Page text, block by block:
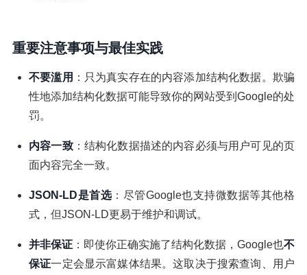
重要注意事项与最佳实践
不要滥用 ：只为真实存在的内容添加结构化数据。欺骗
性地添加结构化数据可能导致你的网站受到Google的处
罚。
内容一致：结构化数据描述的内容必须与用户可见的页
面内容完全一致。
JSON-LD是首选：尽管Google也支持微数据等其他格
式，但JSON-LD更易于维护和调试。
并非保证 ：即使你正确实施了结构化数据，Google也不
保证一定会显示富媒体结果。这取决于搜索查询、用户